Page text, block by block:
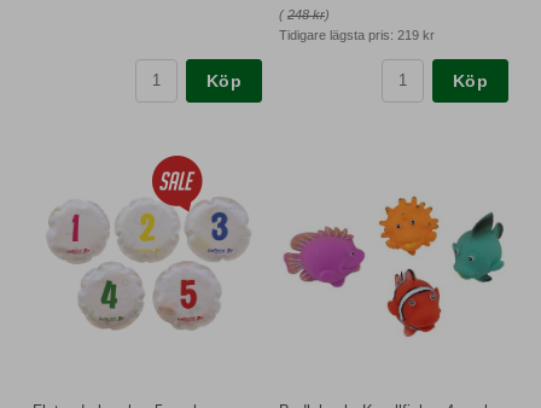
Köp
( 248 kr)
Tidigare lägsta pris: 219 kr
Köp